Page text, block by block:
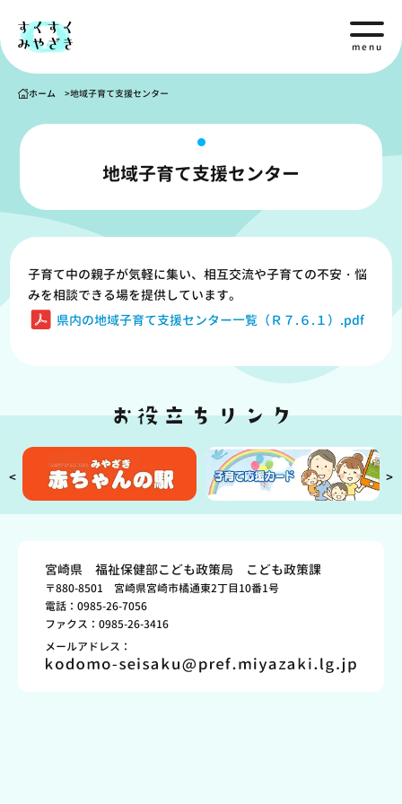
menu
ホーム 地域子育て支援センター
地域子育て支援センター
子育て中の親子が気軽に集い、相互交流や子育ての不安・悩
みを相談できる場を提供しています。
県内の地域子育て支援センター一覧（Ｒ７.６.１）.pdf
< >
宮崎県 福祉保健部こども政策局 こども政策課
〒880-8501 宮崎県宮崎市橘通東2丁目10番1号
電話：0985-26-7056
ファクス：0985-26-3416
メールアドレス：